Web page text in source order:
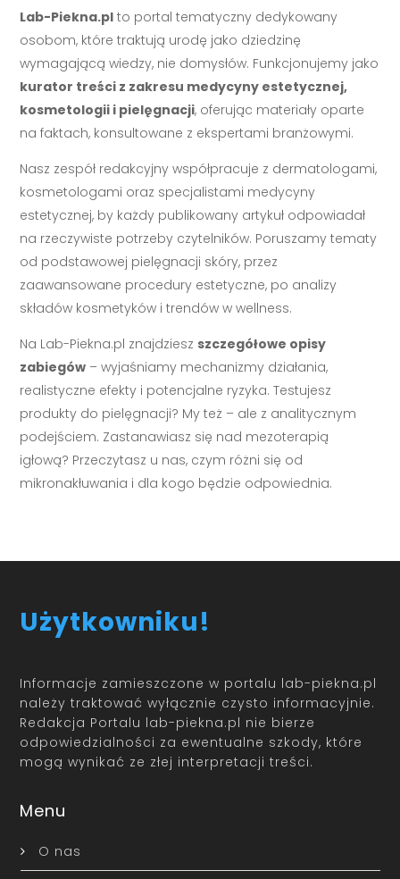
Lab-Piekna.pl to portal tematyczny dedykowany
osobom, które traktują urodę jako dziedzinę
wymagającą wiedzy, nie domysłów. Funkcjonujemy jako
kurator treści z zakresu medycyny estetycznej,
kosmetologii i pielęgnacji, oferując materiały oparte
na faktach, konsultowane z ekspertami branżowymi.
Nasz zespół redakcyjny współpracuje z dermatologami,
kosmetologami oraz specjalistami medycyny
estetycznej, by każdy publikowany artykuł odpowiadał
na rzeczywiste potrzeby czytelników. Poruszamy tematy
od podstawowej pielęgnacji skóry, przez
zaawansowane procedury estetyczne, po analizy
składów kosmetyków i trendów w wellness.
Na Lab-Piekna.pl znajdziesz szczegółowe opisy
zabiegów – wyjaśniamy mechanizmy działania,
realistyczne efekty i potencjalne ryzyka. Testujesz
produkty do pielęgnacji? My też – ale z analitycznym
podejściem. Zastanawiasz się nad mezoterapią
igłową? Przeczytasz u nas, czym różni się od
mikronakłuwania i dla kogo będzie odpowiednia.
Użytkowniku!
Informacje zamieszczone w portalu lab-piekna.pl
należy traktować wyłącznie czysto informacyjnie.
Redakcja Portalu lab-piekna.pl nie bierze
odpowiedzialności za ewentualne szkody, które
mogą wynikać ze złej interpretacji treści.
Menu
O nas